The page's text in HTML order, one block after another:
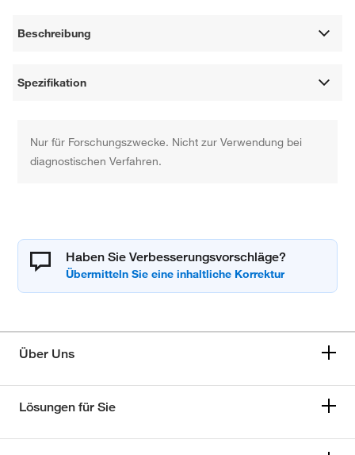
Beschreibung
Spezifikation
Nur für Forschungszwecke. Nicht zur Verwendung bei
diagnostischen Verfahren.
Haben Sie Verbesserungsvorschläge?
Über Uns
Lösungen für Sie